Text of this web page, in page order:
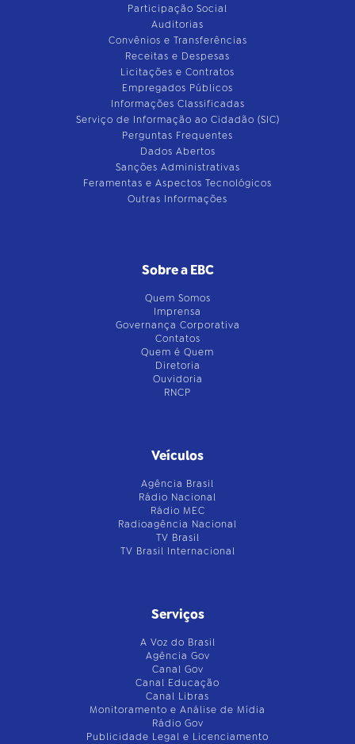
Participação Social
Auditorias
Convênios e Transferências
Receitas e Despesas
Licitações e Contratos
Empregados Públicos
Informações Classificadas
Serviço de Informação ao Cidadão (SIC)
Perguntas Frequentes
Dados Abertos
Sanções Administrativas
Feramentas e Aspectos Tecnológicos
Outras Informações
Sobre a EBC
Quem Somos
Imprensa
Governança Corporativa
Contatos
Quem é Quem
Diretoria
Ouvidoria
RNCP
Veículos
Agência Brasil
Rádio Nacional
Rádio MEC
Radioagência Nacional
TV Brasil
TV Brasil Internacional
Serviços
A Voz do Brasil
Agência Gov
Canal Gov
Canal Educação
Canal Libras
Monitoramento e Análise de Mídia
Rádio Gov
Publicidade Legal e Licenciamento